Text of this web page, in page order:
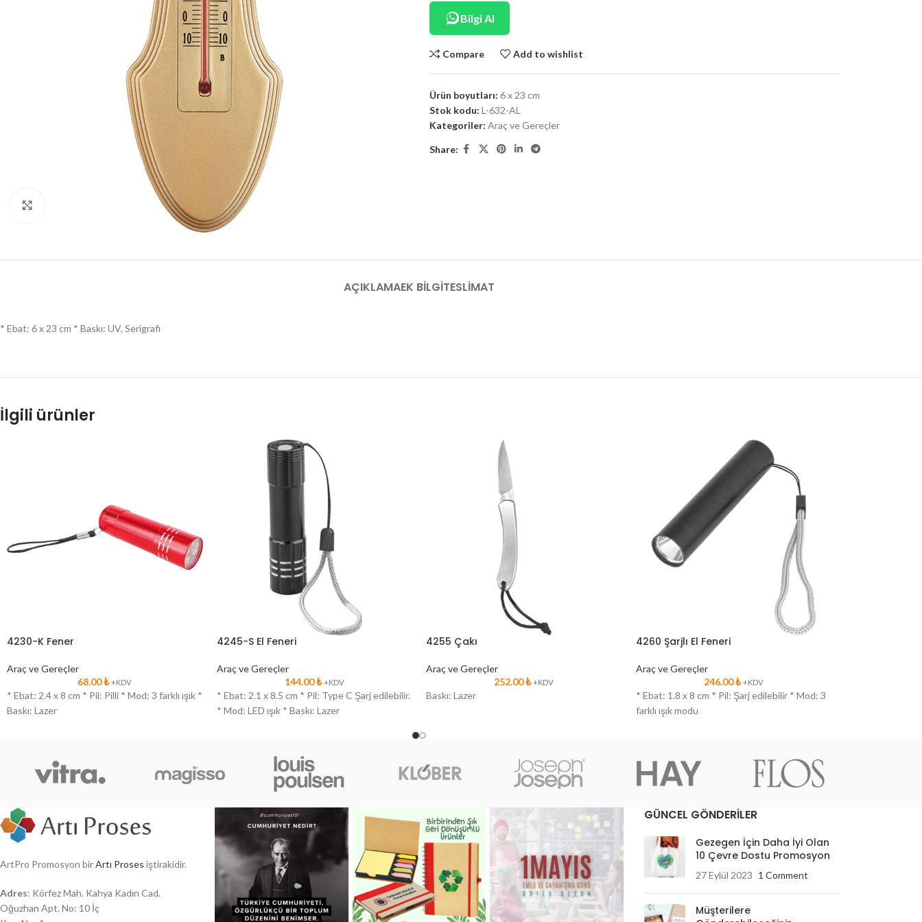
Bilgi Al
Compare Add to wishlist
Ürün boyutları: 6 x 23 cm
Stok kodu: L-632-AL
Kategoriler: Araç ve Gereçler
Share:
AÇIKLAMAEK BILGITESLIMAT
* Ebat: 6 x 23 cm * Baskı: UV, Serigrafi
İlgili ürünler
4230-K Fener
Araç ve Gereçler
68.00₺ +KDV
* Ebat: 2.4 x 8 cm * Pil: Pilli * Mod: 3 farklı ışık *
Baskı: Lazer
4245-S El Feneri
Araç ve Gereçler
144.00₺ +KDV
* Ebat: 2.1 x 8.5 cm * Pil: Type C Şarj edilebilir.
* Mod: LED ışık * Baskı: Lazer
4255 Çakı
Araç ve Gereçler
252.00₺ +KDV
Baskı: Lazer
4260 Şarjlı El Feneri
Araç ve Gereçler
246.00₺ +KDV
* Ebat: 1.8 x 8 cm * Pil: Şarj edilebilir * Mod: 3
farklı ışık modu
ArtPro Promosyon birArtı Proses iştirakidir.
Adres: Körfez Mah. Kahya Kadın Cad.
Oğuzhan Apt. No: 10 İç
GÜNCEL GÖNDERİLER
Gezegen İçin Daha İyi Olan
10 Çevre Dostu Promosyon
27 Eylül 2023 1 Comment
Müşterilere